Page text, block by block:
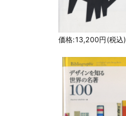
価格:13,200円(税込)